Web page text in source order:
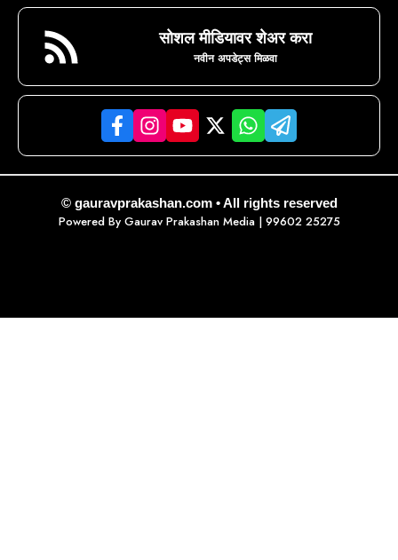
सोशल मीडियावर शेअर करा
नवीन अपडेट्स मिळवा
© gauravprakashan.com • All rights reserved
Powered By Gaurav Prakashan Media| 99602 25275